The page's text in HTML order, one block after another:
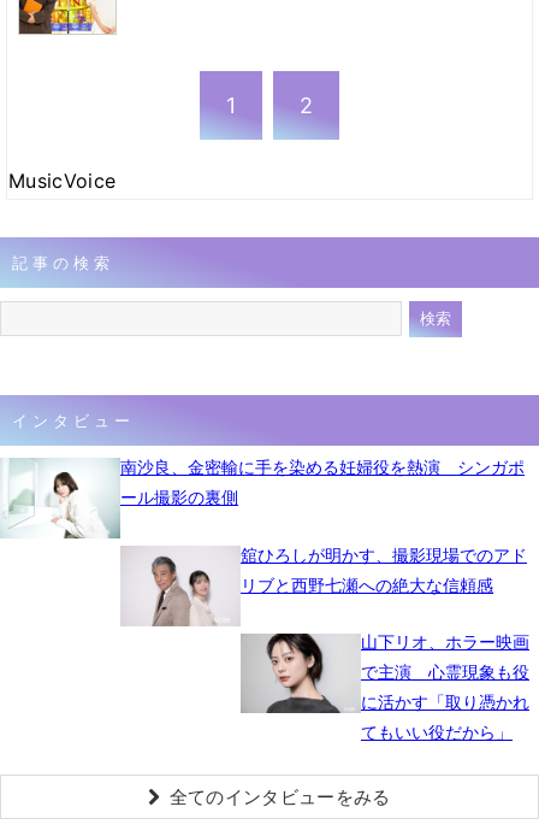
1 2
MusicVoice
記事の検索
インタビュー
南沙良、金密輸に手を染める妊婦役を熱演 シンガポ
ール撮影の裏側
舘ひろしが明かす、撮影現場でのアド
リブと西野七瀬への絶大な信頼感
山下リオ、ホラー映画
で主演 心霊現象も役
に活かす「取り憑かれ
てもいい役だから」
全てのインタビューをみる